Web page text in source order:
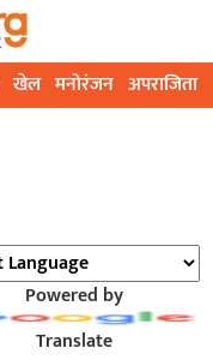
खेल मनोरंजन अपराजिता
Powered by
Translate